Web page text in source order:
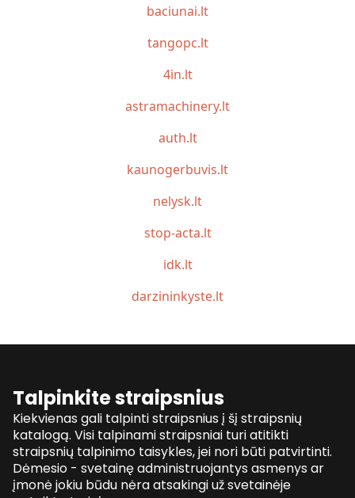
baciunai.lt
tangopc.lt
4in.lt
astramachinery.lt
auth.lt
kaunogerbuvis.lt
nelysk.lt
stop-acta.lt
idk.lt
darzininkyste.lt
Talpinkite straipsnius
Kiekvienas gali talpinti straipsnius į šį straipsnių
katalogą. Visi talpinami straipsniai turi atitikti
straipsnių talpinimo taisykles, jei nori būti patvirtinti.
Dėmesio - svetainę administruojantys asmenys ar
įmonė jokiu būdu nėra atsakingi už svetainėje